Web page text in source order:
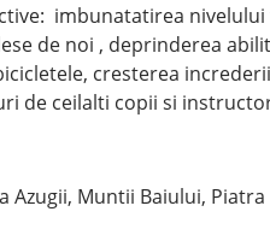
imbunatatirea nivelului
de noi , deprinderea
cresterea
de ceilalti copii si
Muntii Baiului, Piatra